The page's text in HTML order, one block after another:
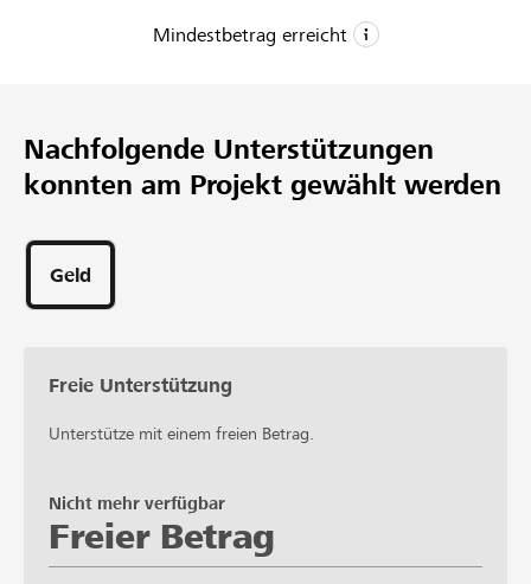
pouvoir aller dans les quartiers ou dans des communes,
nous souhaitons créer l'Atelier nomade, un van
Mindestbetrag erreicht
CHF 50’000
Wunschbetrag
Unterstützungen
Nachfolgende Unterstützungen
konnten am Projekt gewählt werden
Geld
Freie Unterstützung
Unterstütze mit einem freien Betrag.
Freier Betrag
Nicht mehr verfügbar